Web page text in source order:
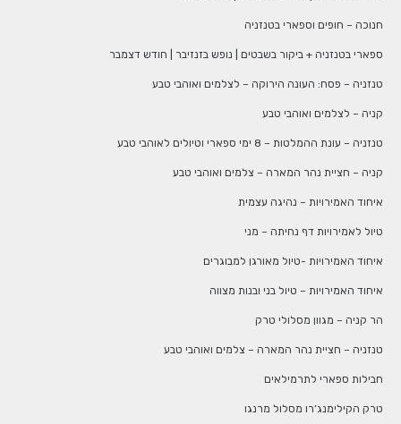
חנוכה – חופים וספארי בטנזניה
ספארי בטנזניה + ביקור בשבטים | נופש בזנזיבר | חודש דצמבר
טנזניה – פסח: העונה הירוקה – לצלמים ואוהבי טבע
קניה – לצלמים ואוהבי טבע
טנזניה – עונת ההמלטות – 8 ימי ספארי וטיולים לאוהבי טבע
קניה – חציית נהר המארה – צלמים ואוהבי טבע
איחוד האמירויות – נהיגה עצמית
טיול לאמירויות דף נחיתה – מני
איחוד האמירויות -טיול מאורגן למבוגרים
איחוד האמירויות – טיול בני ובנות מצווה
הר קניה – מגוון מסלולי טרק
טנזניה – חציית נהר המארה – צלמים ואוהבי טבע
חבילות ספארי לתרמילאים
טרק הקילימנג’רו מסלול מרנגו